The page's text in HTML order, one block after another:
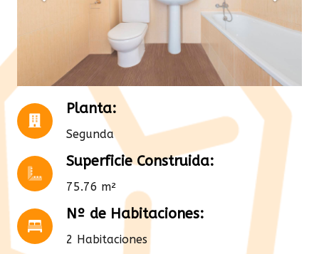
Planta:
Segunda
Superficie Construida:
75.76 m²
Nº de Habitaciones:
2 Habitaciones